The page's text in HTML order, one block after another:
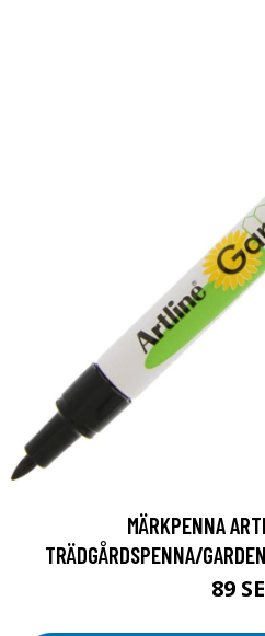
MÄRKPENNA
TRÄDGÅRDSPENNA/
89